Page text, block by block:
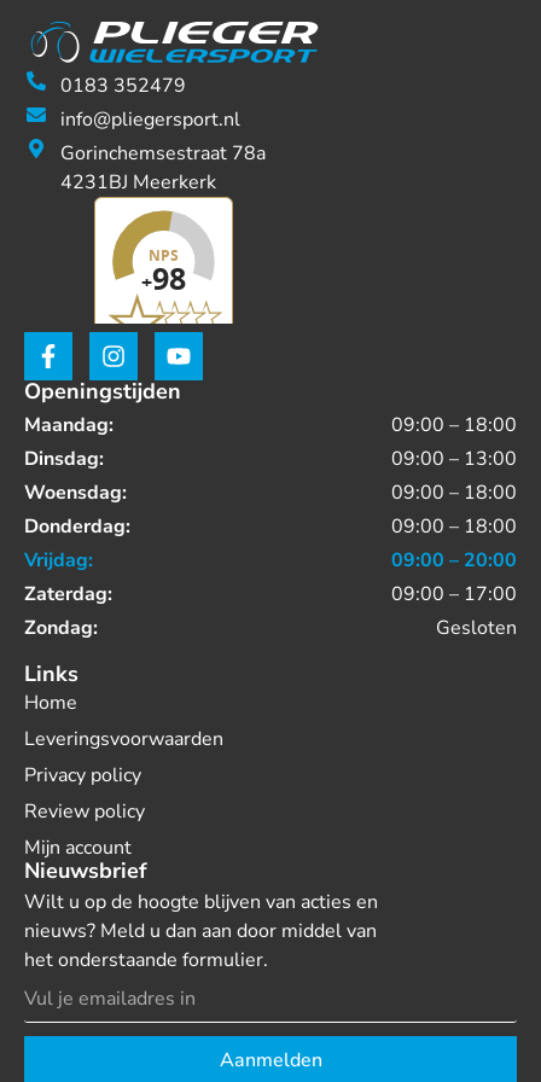
0183 352479
info@pliegersport.nl
Gorinchemsestraat 78a
4231BJ Meerkerk
Openingstijden
Maandag:
09:00 – 18:00
Dinsdag:
09:00 – 13:00
Woensdag:
09:00 – 18:00
Donderdag:
09:00 – 18:00
Vrijdag:
09:00 – 20:00
Zaterdag:
09:00 – 17:00
Zondag:
Gesloten
Links
Home
Leveringsvoorwaarden
Privacy policy
Review policy
Mijn account
Nieuwsbrief
Wilt u op de hoogte blijven van acties en
nieuws? Meld u dan aan door middel van
het onderstaande formulier.
Aanmelden